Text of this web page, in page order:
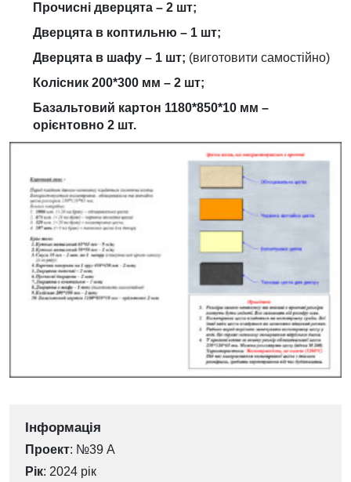
Прочисні дверцята – 2 шт;
Дверцята в коптильню – 1 шт;
Дверцята в шафу – 1 шт; (виготовити самостійно)
Колісник 200*300 мм – 2 шт;
Базальтовий картон 1180*850*10 мм –
орієнтовно 2 шт.
Інформація
Проект: №39 А
Рік: 2024 рік